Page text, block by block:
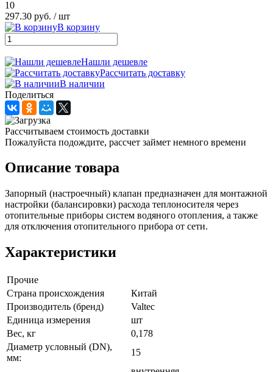
10
297.30 руб. / шт
В корзину
Нашли дешевле
Рассчитать доставку
В наличии
Поделиться
Рассчитываем стоимость доставки
Пожалуйста подождите, рассчет займет немного времени
Описание товара
Запорный (настроечный) клапан предназначен для монтажной
настройки (балансировки) расхода теплоносителя через
отопительные приборы систем водяного отопления, а также
для отключения отопительного прибора от сети.
Характеристики
Прочие
Страна происхождения
Китай
Производитель (бренд)
Valtec
Единица измерения
шт
Вес, кг
0,178
Диаметр условный (DN),
мм:
15